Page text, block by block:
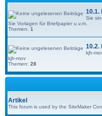
10.1.
Sie
Sie Vorlagen für Briefpapier u.v.m.
Themen: 1
10.2.
kjh-
kjh-mov
Themen: 28
Artikel
This forum is used by the SiteMaker